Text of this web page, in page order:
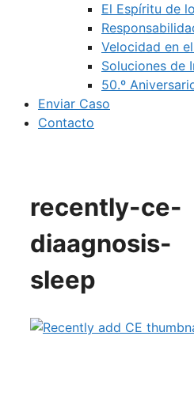
El Espíritu de
Velocidad en
Soluciones de
50.º
Enviar Caso
Contacto
recently-ce-
diaagnosis-
sleep